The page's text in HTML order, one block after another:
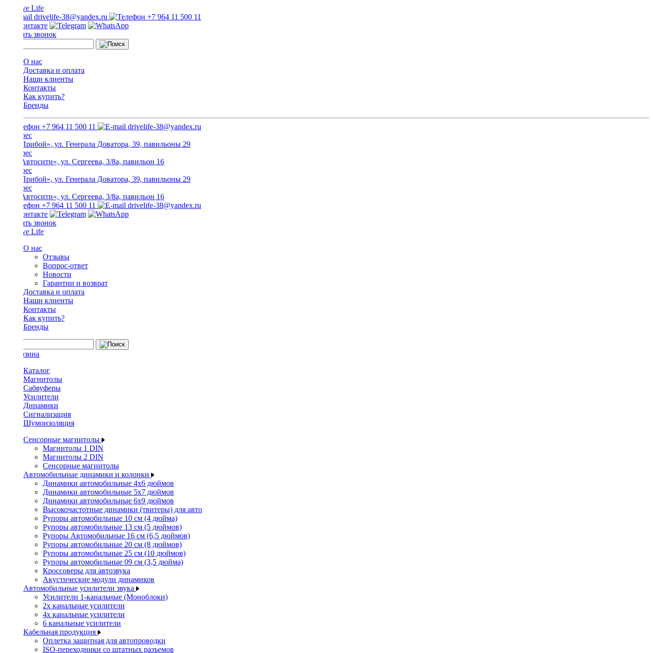
drivelife-38@yandex.ru +7 964 11 500 11
Заказать звонок
О нас
Доставка и оплата
Наши клиенты
Контакты
Как купить?
Бренды
+7 964 11 500 11 drivelife-38@yandex.ru
ТЦ «Прибой», ул. Генерала Доватора, 39, павильоны 29
ТЦ «Автосити», ул. Сергеева, 3/8а, павильон 16
ТЦ «Прибой», ул. Генерала Доватора, 39, павильоны 29
ТЦ «Автосити», ул. Сергеева, 3/8а, павильон 16
+7 964 11 500 11
drivelife-38@yandex.ru
Заказать звонок
О нас
Отзывы
Вопрос-ответ
Новости
Гарантии и возврат
Доставка и оплата
Наши клиенты
Контакты
Как купить?
Бренды
Каталог
Магнитолы
Сабвуферы
Усилители
Динамики
Сигнализация
Шумоизоляция
Сенсорные магнитолы
Магнитолы 1 DIN
Магнитолы 2 DIN
Сенсорные магнитолы
Автомобильные динамики и колонки
Динамики автомобильные 4x6 дюймов
Динамики автомобильные 5x7 дюймов
Динамики автомобильные 6x9 дюймов
Высокочастотные динамики (твитеры) для авто
Рупоры автомобильные 10 см (4 дюйма)
Рупоры автомобильные 13 см (5 дюймов)
Рупоры Автомобильные 16 см (6,5 дюймов)
Рупоры автомобильные 20 см (8 дюймов)
Рупоры автомобильные 25 см (10 дюймов)
Рупоры автомобильные 09 см (3,5 дюйма)
Кроссоверы для автозвука
Акустические модули динамиков
Автомобильные усилители звука
Усилители 1-канальные (Моноблоки)
2х канальные усилители
4х канальные усилители
6 канальные усилители
Кабельная продукция
Оплетка защитная для автопроводки
ISO-переходники со штатных разъемов